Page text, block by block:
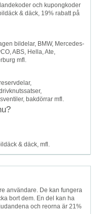
och kupongkoder
& däck, 19% rabatt på
bildelar, BMW, Mercedes-
ABS, Hella, Ate,
mfl.
bakdörrar mfl.
& däck, mfl.
användare. De kan fungera
bort dem. En del kan ha
och reorna är 21%